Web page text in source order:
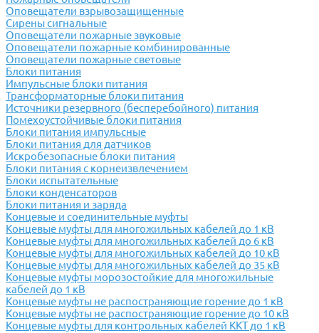
Оповещатели взрывозащищенные
Сирены сигнальные
Оповещатели пожарные звуковые
Оповещатели пожарные комбинированные
Оповещатели пожарные световые
Блоки питания
Импульсные блоки питания
Трансформаторные блоки питания
Источники резервного (бесперебойного) питания
Помехоустойчивые блоки питания
Блоки питания импульсные
Блоки питания для датчиков
Искробезопасные блоки питания
Блоки питания с корнеизвлечением
Блоки испытательные
Блоки конденсаторов
Блоки питания и заряда
Концевые и соединительные муфты
Концевые муфты для многожильных кабелей до 1 кВ
Концевые муфты для многожильных кабелей до 6 кВ
Концевые муфты для многожильных кабелей до 10 кВ
Концевые муфты для многожильных кабелей до 35 кВ
Концевые муфты морозостойкие для многожильные
кабелей до 1 кВ
Концевые муфты не распостраняющие горение до 1 кВ
Концевые муфты не распостраняющие горение до 10 кВ
Концевые муфты для контрольных кабелей ККТ до 1 кВ